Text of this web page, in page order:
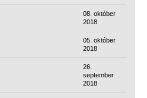
08. október
2018
05. október
2018
26.
september
2018